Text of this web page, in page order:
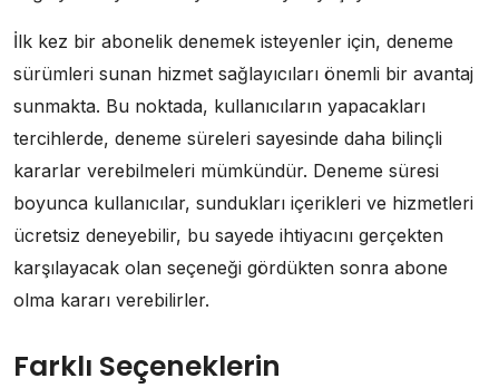
İlk kez bir abonelik denemek isteyenler için, deneme
sürümleri sunan hizmet sağlayıcıları önemli bir avantaj
sunmakta. Bu noktada, kullanıcıların yapacakları
tercihlerde, deneme süreleri sayesinde daha bilinçli
kararlar verebilmeleri mümkündür. Deneme süresi
boyunca kullanıcılar, sundukları içerikleri ve hizmetleri
ücretsiz deneyebilir, bu sayede ihtiyacını gerçekten
karşılayacak olan seçeneği gördükten sonra abone
olma kararı verebilirler.
Farklı Seçeneklerin